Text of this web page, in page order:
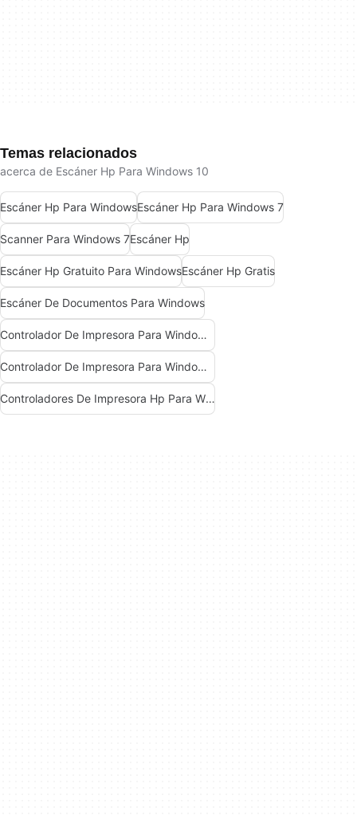
Temas relacionados
acerca de Escáner Hp Para Windows 10
Escáner Hp Para WindowsEscáner Hp Para Windows 7
Scanner Para Windows 7Escáner Hp
Escáner Hp Gratuito Para WindowsEscáner Hp Gratis
Escáner De Documentos Para Windows
Controlador De Impresora Para Windows 10
Controlador De Impresora Para Windows 7
Controladores De Impresora Hp Para Windows